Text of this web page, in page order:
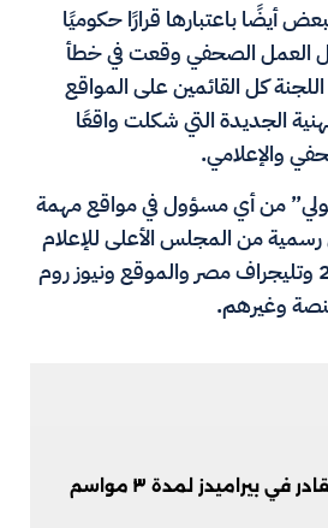
أيضًا باعتبارها قرارًا حكوميًا
العمل الصحفي وقعت في خطأ
كل القائمين على المواقع
الجديدة التي شكلت واقعًا
والإعلامي.
من أي مسؤول في مواقع مهمة
من المجلس الأعلى للإعلام
مثل مواقع: القاهرة 24 وتليجراف مصر والموقع ونيوز روم
وغيرهم.
في بيراميدز لمدة ٣ مواسم